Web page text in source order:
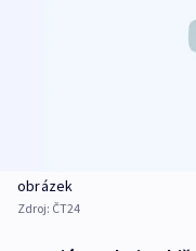
obrázek
Zdroj: ČT24